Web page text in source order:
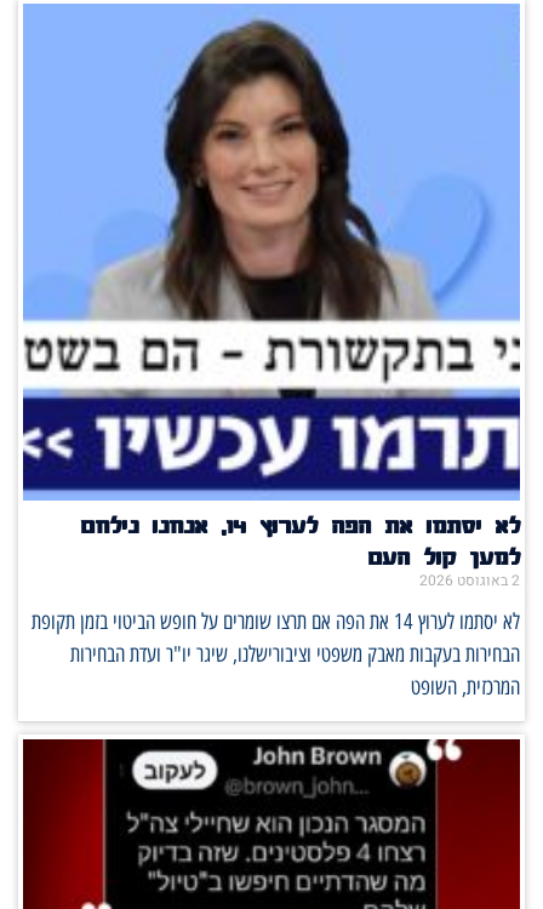
לא יסתמו את הפה לערוץ 14, אנחנו נילחם
למען קול העם
2 באוגוסט 2026
לא יסתמו לערוץ 14 את הפה אם תרצו שומרים על חופש הביטוי בזמן תקופת
הבחירות בעקבות מאבק משפטי וציבורישלנו, שיגר יו"ר ועדת הבחירות
המרכזית, השופט